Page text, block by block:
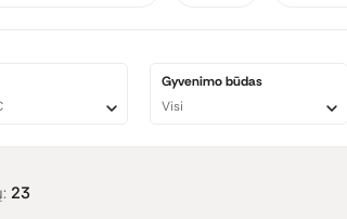
Gyvenimo būdas
Visi
23